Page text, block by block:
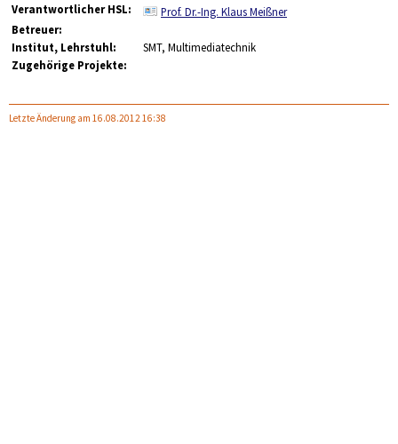
Verantwortlicher HSL:
Prof. Dr.-Ing. Klaus Meißner
Betreuer:
Institut, Lehrstuhl:
SMT, Multimediatechnik
Zugehörige Projekte:
Letzte Änderung am 16.08.2012 16:38